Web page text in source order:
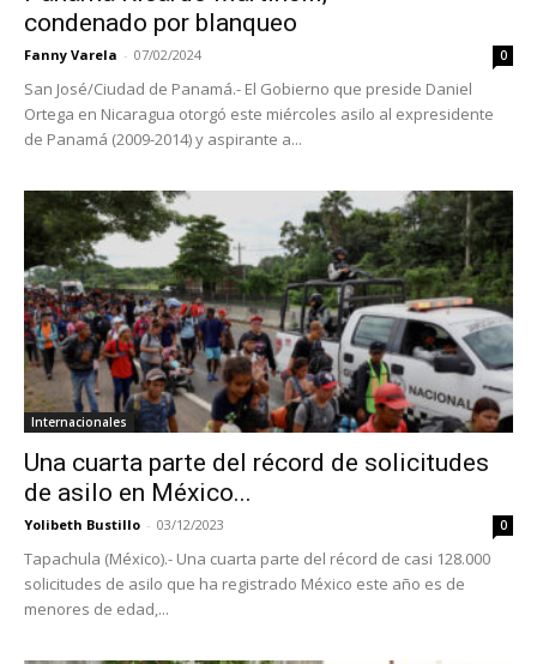
condenado por blanqueo
Fanny Varela - 07/02/2024 0
San José/Ciudad de Panamá.- El Gobierno que preside Daniel
Ortega en Nicaragua otorgó este miércoles asilo al expresidente
de Panamá (2009-2014) y aspirante a...
Internacionales
Una cuarta parte del récord de solicitudes
de asilo en México...
Yolibeth Bustillo - 03/12/2023 0
Tapachula (México).- Una cuarta parte del récord de casi 128.000
solicitudes de asilo que ha registrado México este año es de
menores de edad,...